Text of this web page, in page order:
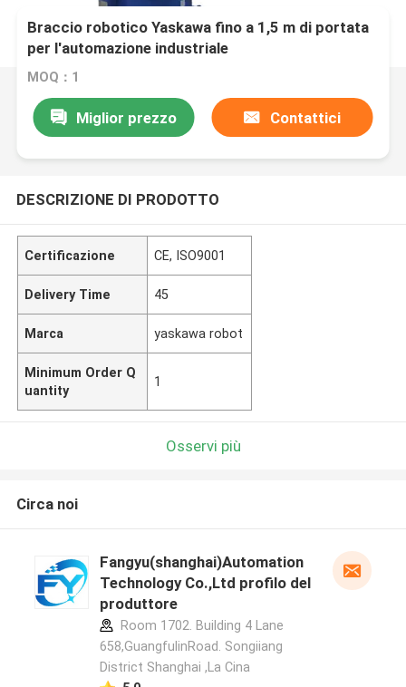
Braccio robotico Yaskawa fino a 1,5 m di portata
per l'automazione industriale
MOQ：1
Miglior prezzo Contattici
DESCRIZIONE DI PRODOTTO
Certificazione CE, ISO9001
Delivery Time 45
Marca yaskawa robot
Minimum Order Q
uantity
1
Osservi più
Circa noi
Fangyu(shanghai)Automation
Technology Co.,Ltd profilo del
produttore
Room 1702. Building 4 Lane
658,GuangfulinRoad. Songiiang
District Shanghai ,La Cina